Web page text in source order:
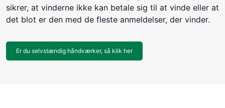
sikrer, at vinderne ikke kan betale sig til at vinde eller at
det blot er den med de fleste anmeldelser, der vinder.
Er du selvstændig håndværker, så klik her